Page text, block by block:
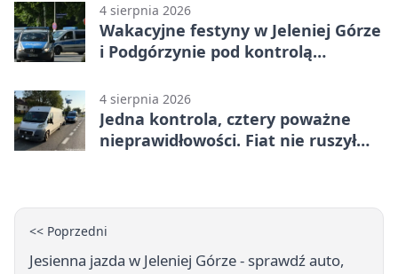
4 sierpnia 2026
Wakacyjne festyny w Jeleniej Górze
i Podgórzynie pod kontrolą
4 sierpnia 2026
Jedna kontrola, cztery poważne
nieprawidłowości. Fiat nie ruszył
<< Poprzedni
Jesienna jazda w Jeleniej Górze - sprawdź auto,